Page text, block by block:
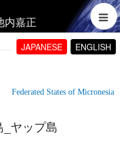
嘉正
JAPANESE ENGLISH
States of Micronesia
ヤップ島